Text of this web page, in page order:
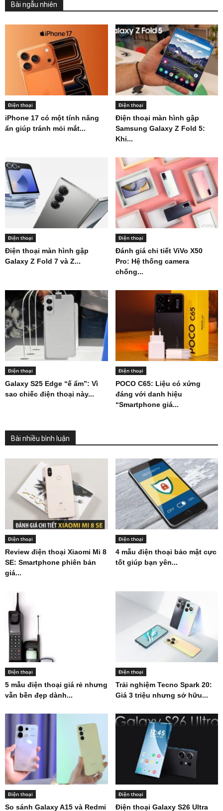
Bài ngẫu nhiên
Điện thoại
iPhone 17 có một tính năng
ẩn giúp tránh mỏi mắt...
Điện thoại
Điện thoại màn hình gập
Samsung Galaxy Z Fold 5:
Khi...
Điện thoại
Điện thoại màn hình gập
Galaxy Z Fold 7 và Z...
Điện thoại
Đánh giá chi tiết ViVo X50
Pro: Hệ thống camera
chống...
Điện thoại
Galaxy S25 Edge “ế ẩm”: Vì
sao chiếc điện thoại này...
Điện thoại
POCO C65: Liệu có xứng
đáng với danh hiệu
“Smartphone giá...
Bài nhiều bình luận
Điện thoại
Review điện thoại Xiaomi Mi 8
SE: Smartphone phiên bản
giá...
Điện thoại
4 mẫu điện thoại bảo mật cực
tốt giúp bạn yên...
Điện thoại
5 mẫu điện thoại giá rẻ nhưng
vẫn bền đẹp dành...
Điện thoại
Trải nghiệm Tecno Spark 20:
Giá 3 triệu nhưng sở hữu...
Điện thoại
So sánh Galaxy A15 và Redmi
Điện thoại
Điện thoại Galaxy S26 Ultra